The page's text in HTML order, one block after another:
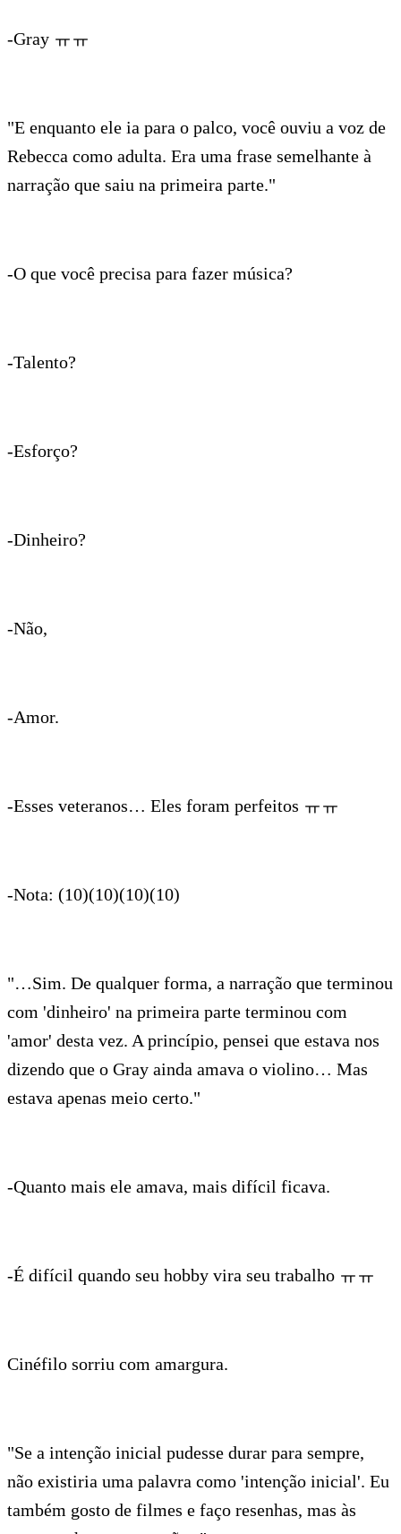
-Gray ㅠㅠ
"E enquanto ele ia para o palco, você ouviu a voz de
Rebecca como adulta. Era uma frase semelhante à
narração que saiu na primeira parte."
-O que você precisa para fazer música?
-Talento?
-Esforço?
-Dinheiro?
-Não,
-Amor.
-Esses veteranos… Eles foram perfeitos ㅠㅠ
-Nota: (10)(10)(10)(10)
"…Sim. De qualquer forma, a narração que terminou
com 'dinheiro' na primeira parte terminou com
'amor' desta vez. A princípio, pensei que estava nos
dizendo que o Gray ainda amava o violino… Mas
estava apenas meio certo."
-Quanto mais ele amava, mais difícil ficava.
-É difícil quando seu hobby vira seu trabalho ㅠㅠ
Cinéfilo sorriu com amargura.
"Se a intenção inicial pudesse durar para sempre,
não existiria uma palavra como 'intenção inicial'. Eu
também gosto de filmes e faço resenhas, mas às